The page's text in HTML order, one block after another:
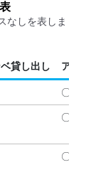
なしを表しま
貸し出し アシ
〇
〇
〇